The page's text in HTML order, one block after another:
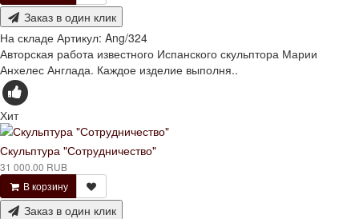
Заказ в один клик
На складе Артикул: Ang/324
Авторская работа известного Испанского скульптора Марии
Анхелес Англада. Каждое изделие выполня..
Хит
Скульптура "Сотрудничество"
31 000.00 RUB
В корзину
Заказ в один клик